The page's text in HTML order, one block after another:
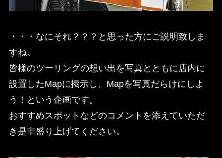
・・・なにそれ？？？と思った方にご説明致しま
すね。
皆様のツーリングの想い出を写真とともに店内に
設置したMapに掲示し、Mapを写真だらけにしよ
う！という企画です。
おすすめスポットなどのコメントを添えていただ
き是非盛り上げてください。